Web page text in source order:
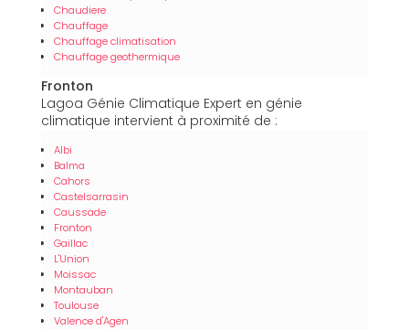
Chaudiere
Chauffage
Chauffage climatisation
Chauffage geothermique
Fronton
Lagoa Génie Climatique Expert en génie
climatique intervient à proximité de :
Albi
Balma
Cahors
Castelsarrasin
Caussade
Fronton
Gaillac
L'Union
Moissac
Montauban
Toulouse
Valence d'Agen